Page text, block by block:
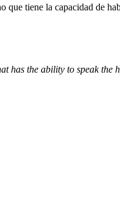
tiene la capacidad de
has the ability to speak